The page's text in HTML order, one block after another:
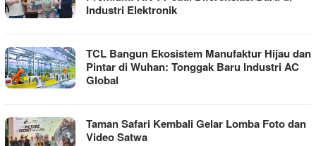
Industri Elektronik
TCL Bangun Ekosistem Manufaktur Hijau dan
Pintar di Wuhan: Tonggak Baru Industri AC
Global
Taman Safari Kembali Gelar Lomba Foto dan
Video Satwa